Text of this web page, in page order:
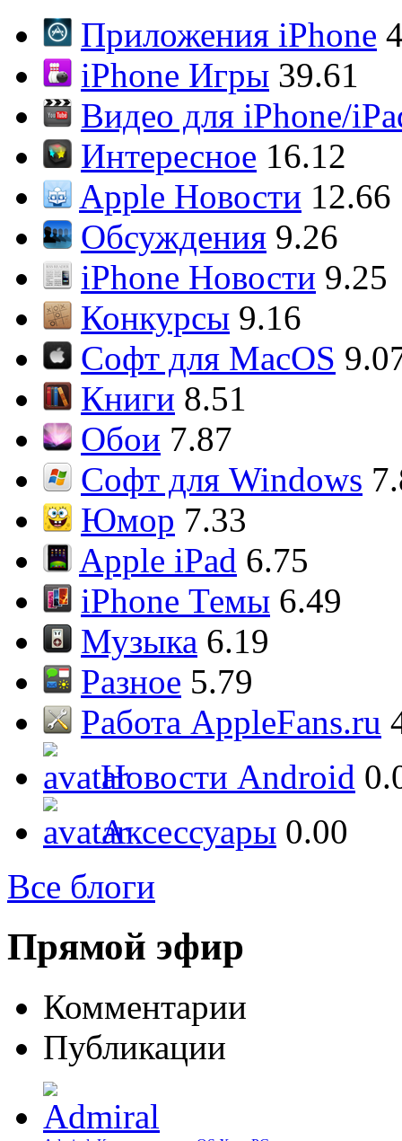
Приложения iPhone
iPhone Игры 39.61
Видео для iPhone/
Интересное 16.12
Apple Новости 12.66
Обсуждения 9.26
iPhone Новости 9.25
Конкурсы 9.16
Софт для MacOS
Книги 8.51
Обои 7.87
Софт для Windows
Юмор 7.33
Apple iPad 6.75
iPhone Темы 6.49
Музыка 6.19
Разное 5.79
Работа AppleFans.ru
Новости Android
Аксессуары 0.00
Все блоги
Прямой эфир
Комментарии
Публикации